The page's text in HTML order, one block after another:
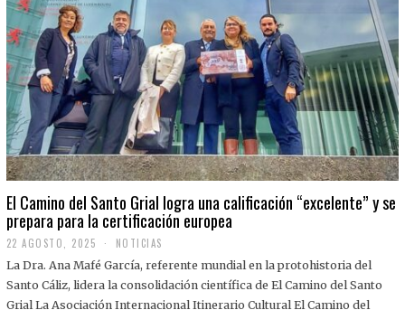
El Camino del Santo Grial logra una calificación “excelente” y se
prepara para la certificación europea
22 AGOSTO, 2025
2
A
G
O
NOTICIAS
La Dra. Ana Mafé García, referente mundial en la protohistoria del
Santo Cáliz, lidera la consolidación científica de El Camino del Santo
Grial La Asociación Internacional Itinerario Cultural El Camino del